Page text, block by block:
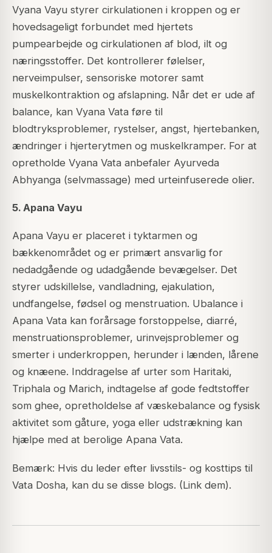
Vyana Vayu styrer cirkulationen i kroppen og er
hovedsageligt forbundet med hjertets
pumpearbejde og cirkulationen af blod, ilt og
næringsstoffer. Det kontrollerer følelser,
nerveimpulser, sensoriske motorer samt
muskelkontraktion og afslapning. Når det er ude af
balance, kan Vyana Vata føre til
blodtryksproblemer, rystelser, angst, hjertebanken,
ændringer i hjerterytmen og muskelkramper. For at
opretholde Vyana Vata anbefaler Ayurveda
Abhyanga (selvmassage) med urteinfuserede olier.
5. Apana Vayu
Apana Vayu er placeret i tyktarmen og
bækkenområdet og er primært ansvarlig for
nedadgående og udadgående bevægelser. Det
styrer udskillelse, vandladning, ejakulation,
undfangelse, fødsel og menstruation. Ubalance i
Apana Vata kan forårsage forstoppelse, diarré,
menstruationsproblemer, urinvejsproblemer og
smerter i underkroppen, herunder i lænden, lårene
og knæene. Inddragelse af urter som Haritaki,
Triphala og Marich, indtagelse af gode fedtstoffer
som ghee, opretholdelse af væskebalance og fysisk
aktivitet som gåture, yoga eller udstrækning kan
hjælpe med at berolige Apana Vata.
Bemærk: Hvis du leder efter livsstils- og kosttips til
Vata Dosha, kan du se disse blogs. (Link dem).